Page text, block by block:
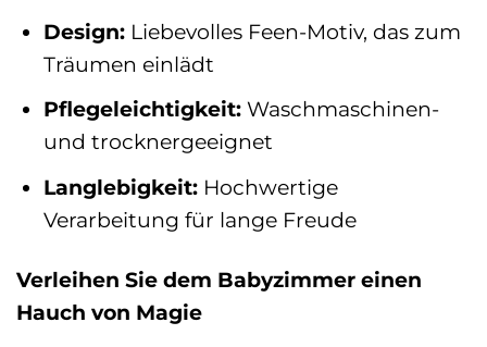
Design: Liebevolles Feen-Motiv, das zum
Träumen einlädt
Pflegeleichtigkeit: Waschmaschinen-
und trocknergeeignet
Langlebigkeit: Hochwertige
Verarbeitung für lange Freude
Verleihen Sie dem Babyzimmer einen
Hauch von Magie